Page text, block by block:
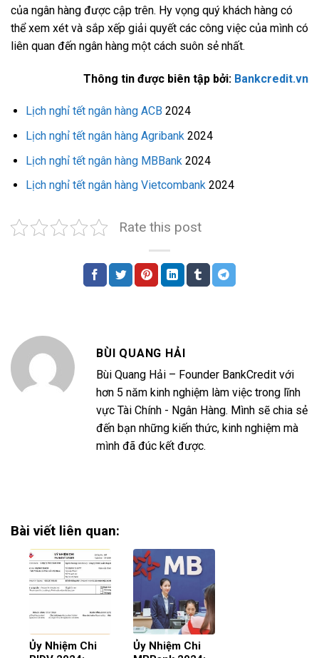
của ngân hàng được cập trên. Hy vọng quý khách hàng có
thể xem xét và sắp xếp giải quyết các công việc của mình có
liên quan đến ngân hàng một cách suôn sẻ nhất.
Thông tin được biên tập bởi: Bankcredit.vn
Lịch nghỉ tết ngân hàng ACB 2024
Lịch nghỉ tết ngân hàng Agribank2024
Lịch nghỉ tết ngân hàng MBBank 2024
Lịch nghỉ tết ngân hàng Vietcombank2024
Rate this post
BÙI QUANG HẢI
Bùi Quang Hải – Founder BankCredit với
hơn 5 năm kinh nghiệm làm việc trong lĩnh
vực Tài Chính - Ngân Hàng. Mình sẽ chia sẻ
đến bạn những kiến thức, kinh nghiệm mà
mình đã đúc kết được.
Bài viết liên quan:
Ủy Nhiệm Chi
Ủy Nhiệm Chi